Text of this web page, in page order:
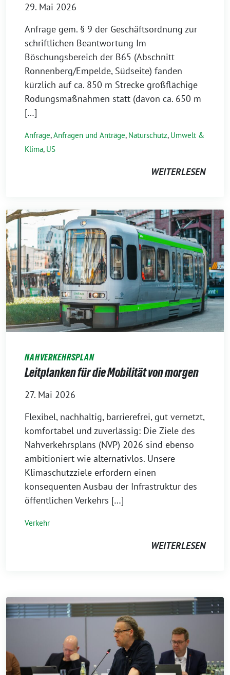
29. Mai 2026
Anfrage gem. § 9 der Geschäftsordnung zur
schriftlichen Beantwortung Im
Böschungsbereich der B65 (Abschnitt
Ronnenberg/Empelde, Südseite) fanden
kürzlich auf ca. 850 m Strecke großflächige
Rodungsmaßnahmen statt (davon ca. 650 m
[…]
Anfrage,Anfragen und Anträge, Naturschutz, Umwelt &
Klima, US
WEITERLESEN
NAHVERKEHRSPLAN
Leitplanken für die Mobilität von morgen
27. Mai 2026
Flexibel, nachhaltig, barrierefrei, gut vernetzt,
komfortabel und zuverlässig: Die Ziele des
Nahverkehrsplans (NVP) 2026 sind ebenso
ambitioniert wie alternativlos. Unsere
Klimaschutzziele erfordern einen
konsequenten Ausbau der Infrastruktur des
öffentlichen Verkehrs […]
Verkehr
WEITERLESEN